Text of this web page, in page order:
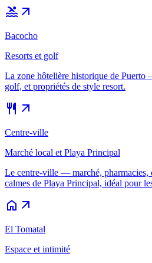
pool arrow_outward
Bacocho
Resorts et golf
La zone hôtelière historique de Puerto
golf, et propriétés de style resort.
restaurant arrow_outward
Centre-ville
Marché local et Playa Principal
Le centre-ville — marché, pharmacies,
calmes de Playa Principal, idéal pour
home arrow_outward
El Tomatal
Espace et intimité